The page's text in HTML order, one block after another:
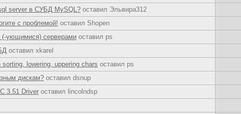
server в СУБД MySQL? оставил Эльвира312
с проблемой! оставил Shopen
(-ующимися) серверами оставил ps
оставил xkarel
lowering, uppering chars оставил ps
дискам? оставил dsnup
3.51 Driver оставил lincolndsp